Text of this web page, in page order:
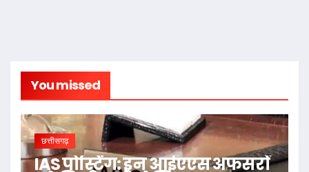
You missed
छत्तीसगढ़
IAS पोस्टिंग: इन आईएएस अफसरों